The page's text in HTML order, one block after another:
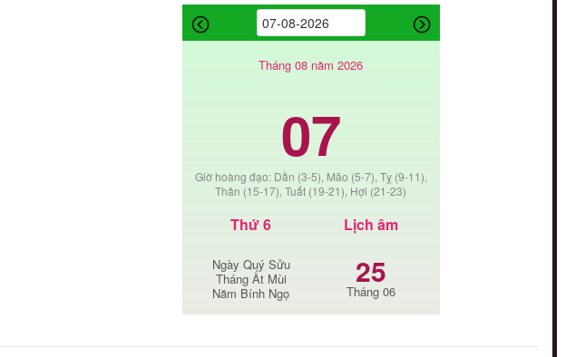
Tháng 08 năm 2026
07
Giờ hoàng đạo: Dần (3-5), Mão (5-7), Tỵ (9-11),
Thân (15-17), Tuất (19-21), Hợi (21-23)
Thứ 6
Ngày Quý Sửu
Tháng Ất Mùi
Năm Bính Ngọ
Lịch âm
25
Tháng 06